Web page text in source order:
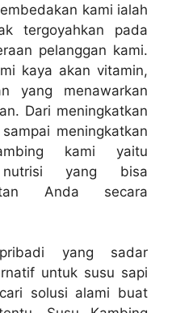
kami ialah
tergoyahkan pada
pelanggan kami.
kaya akan vitamin,
yang menawarkan
Dari meningkatkan
meningkatkan
kami yaitu
nutrisi yang bisa
Anda secara
yang sadar
untuk susu sapi
solusi alami buat